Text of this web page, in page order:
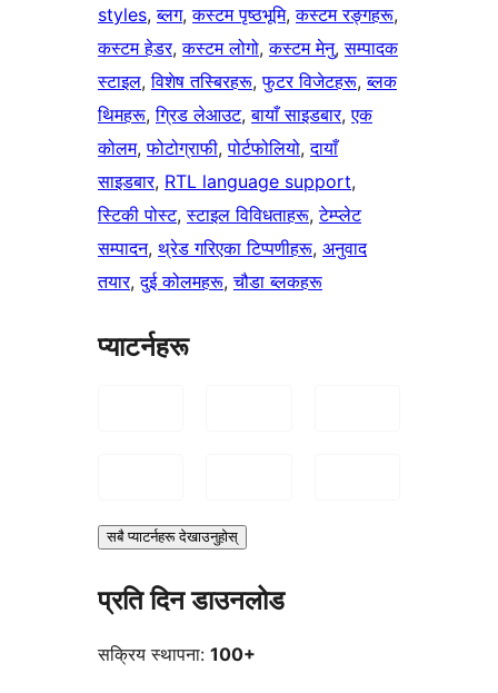
styles, ब्लग, कस्टम पृष्ठभूमि, कस्टम रङ्गहरू
कस्टम हेडर, कस्टम लोगो, कस्टम मेनु, सम्पादक
स्टाइल, विशेष तस्बिरहरू, फुटर विजेटहरू, ब्लक
थिमहरू, ग्रिड लेआउट, बायाँ साइडबार, एक
कोलम, फोटोग्राफी, पोर्टफोलियो, दायाँ
साइडबार, RTL language support
स्टिकी पोस्ट, स्टाइल विविधताहरू, टेम्प्लेट
सम्पादन, थ्रेड गरिएका टिप्पणीहरू, अनुवाद
तयार, दुई कोलमहरू, चौडा ब्लकहरू
प्याटर्नहरू
सबै प्याटर्नहरू देखाउनुहोस्
प्रति दिन डाउनलोड
सक्रिय स्थापना: 100+